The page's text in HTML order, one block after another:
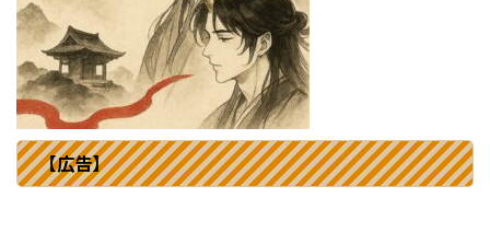
【広告】